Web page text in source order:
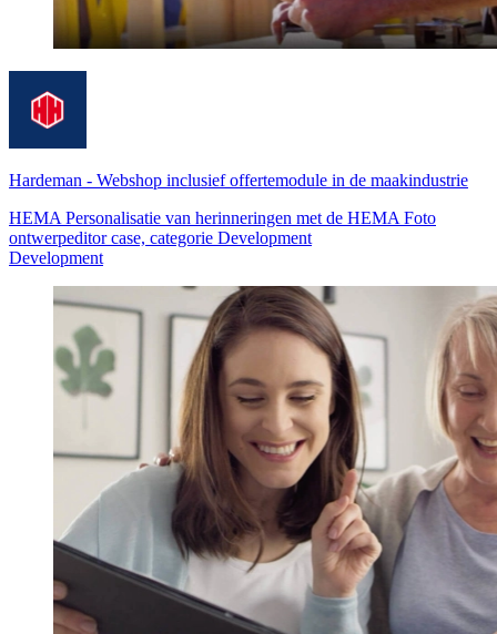
Hardeman - Webshop inclusief offertemodule in de maakindustrie
HEMA Personalisatie van herinneringen met de HEMA Foto
ontwerpeditor case, categorie Development
Development